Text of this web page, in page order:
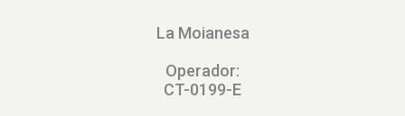
La Moianesa
Operador:
CT-0199-E